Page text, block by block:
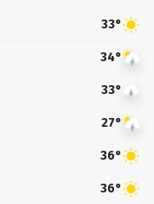
33°
34°
33°
27°
36°
36°